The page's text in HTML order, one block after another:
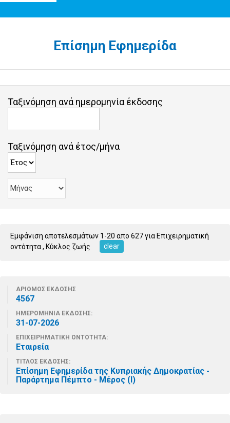
Επίσημη Εφημερίδα
Ταξινόμηση ανά ημερομηνία έκδοσης
Ταξινόμηση ανά έτος/μήνα
Εμφάνιση αποτελεσμάτων 1-20 απο 627 για Επιχειρηματική
οντότητα, Κύκλος ζωής clear
ΑΡΙΘΜΟΣ ΕΚΔΟΣΗΣ
4567
ΗΜΕΡΟΜΗΝΙΑ ΕΚΔΟΣΗΣ:
31-07-2026
ΕΠΙΧΕΙΡΗΜΑΤΙΚΗ ΟΝΤΟΤΗΤΑ:
Εταιρεία
ΤΙΤΛΟΣ ΕΚΔΟΣΗΣ:
Επίσημη Εφημερίδα της Κυπριακής Δημοκρατίας -
Παράρτημα Πέμπτο - Μέρος (Ι)